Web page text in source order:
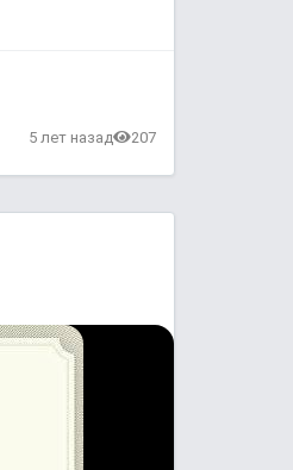
5 лет назад 207